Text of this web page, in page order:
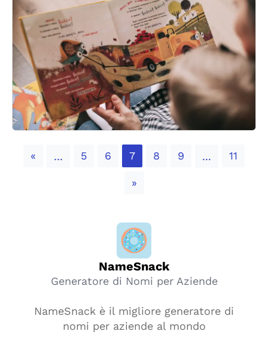
« ... 5 6 7 8 9 ... 11
»Next
NameSnack
Generatore di Nomi per Aziende
NameSnack è il migliore generatore di
nomi per aziende al mondo